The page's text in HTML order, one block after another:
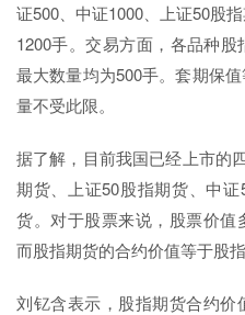
证500、中证1000、上证50股
1200手。交易方面，各品种
最大数量均为500手。套期保
量不受此限。
据了解，目前我国已经上市的
期货、上证50股指期货、中
货。对于股票来说，股票价值
而股指期货的合约价值等于股
刘钇含表示，股指期货合约价